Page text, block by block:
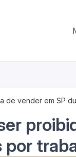
de vender em SP
por